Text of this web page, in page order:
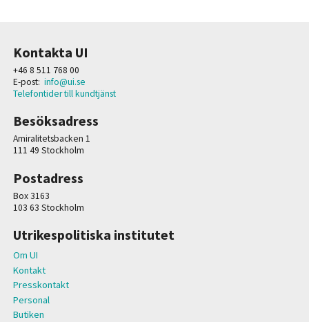
Kontakta UI
+46 8 511 768 00
E-post: info@ui.se
Telefontider till kundtjänst
Besöksadress
Amiralitetsbacken 1
111 49 Stockholm
Postadress
Box 3163
103 63 Stockholm
Utrikespolitiska institutet
Om UI
Kontakt
Presskontakt
Personal
Butiken